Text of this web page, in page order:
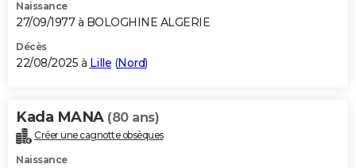
Naissance
27/09/1977 à BOLOGHINE ALGERIE
Décès
22/08/2025 à Lille (Nord)
Kada MANA (80 ans)
Créer une cagnotte obsèques
Naissance